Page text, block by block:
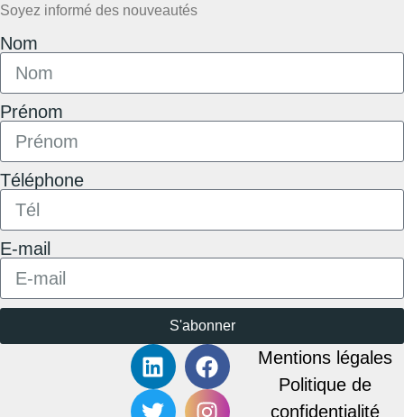
Soyez informé des nouveautés
Nom
Prénom
Téléphone
E-mail
S'abonner
Mentions légales
Politique de
confidentialité